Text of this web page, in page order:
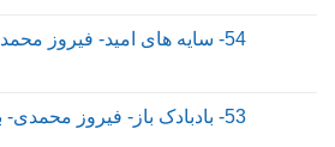
54- سایه های امید- فیروز محمدی- بخش دوم
53- بادبادک باز- فیروز محمدی- بخش اول